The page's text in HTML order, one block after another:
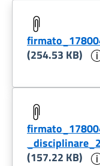
(254.53 KB)
(157.22 KB)